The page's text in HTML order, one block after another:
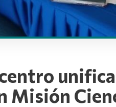
Misión